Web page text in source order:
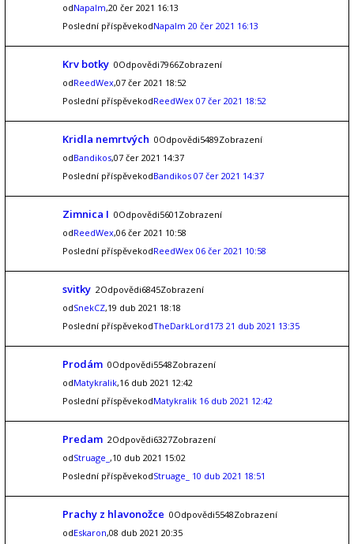
odNapalm,20 čer 2021 16:13
Poslední příspěvekodNapalm 20 čer 2021 16:13
Krv botky 0Odpovědi7966Zobrazení
odReedWex,07 čer 2021 18:52
Poslední příspěvekodReedWex 07 čer 2021 18:52
Kridla nemrtvých 0Odpovědi5489Zobrazení
odBandikos,07 čer 2021 14:37
Poslední příspěvekodBandikos 07 čer 2021 14:37
Zimnica I 0Odpovědi5601Zobrazení
odReedWex,06 čer 2021 10:58
Poslední příspěvekodReedWex 06 čer 2021 10:58
svitky 2Odpovědi6845Zobrazení
odSnekCZ,19 dub 2021 18:18
Poslední příspěvekodTheDarkLord173 21 dub 2021 13:35
Prodám 0Odpovědi5548Zobrazení
odMatykralik,16 dub 2021 12:42
Poslední příspěvekodMatykralik 16 dub 2021 12:42
Predam 2Odpovědi6327Zobrazení
odStruage_ ,10 dub 2021 15:02
Poslední příspěvekodStruage_ 10 dub 2021 18:51
Prachy z hlavonožce 0Odpovědi5548Zobrazení
odEskaron,08 dub 2021 20:35